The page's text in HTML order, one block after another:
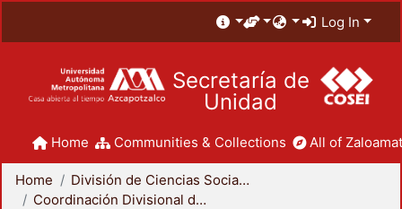
Log In
Secretaría de
Unidad
Home Communities & Collections All of
Home
División de Ciencias Sociales y Humanidades
Coordinación Divisional de Posgrado